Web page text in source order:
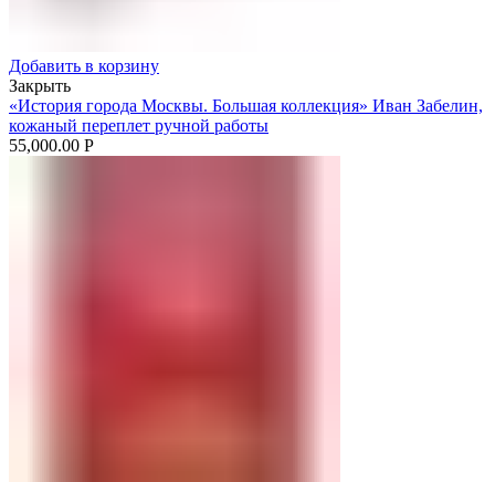
Добавить в корзину
Закрыть
«История города Москвы. Большая коллекция» Иван Забелин,
кожаный переплет ручной работы
55,000.00 Р